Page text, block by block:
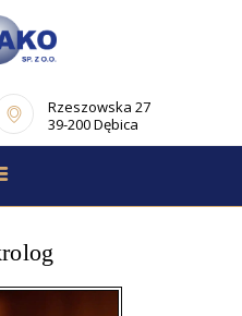
Rzeszowska 27
39-200 Dębica